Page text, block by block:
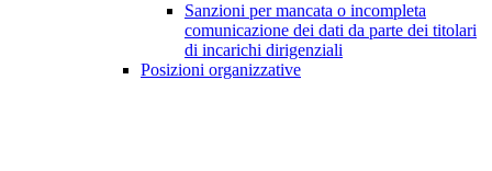
Sanzioni per mancata o incompleta
comunicazione dei dati da parte dei titolari
di incarichi dirigenziali
Posizioni organizzative